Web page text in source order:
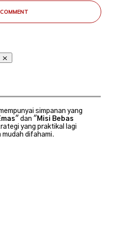
simpanan yang
" dan " Misi Bebas
yang praktikal lagi
difahami.